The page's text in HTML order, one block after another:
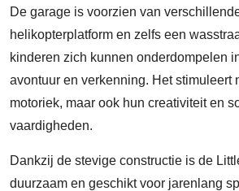
De garage is voorzien van
helikopterplatform en zelfs een
kinderen zich kunnen onderdompelen
avontuur en verkenning. Het stimuleert
motoriek, maar ook hun creativiteit en
vaardigheden.
Dankzij de stevige constructie is de
duurzaam en geschikt voor jarenlang